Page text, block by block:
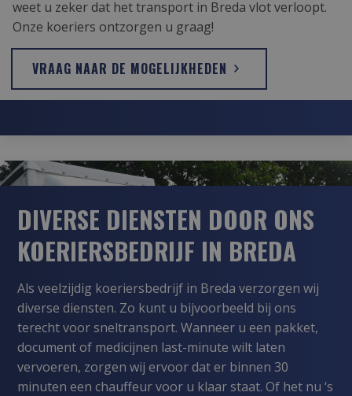
weet u zeker dat het transport in Breda vlot verloopt.
Onze koeriers ontzorgen u graag!
VRAAG NAAR DE MOGELIJKHEDEN
DIVERSE DIENSTEN DOOR ONS
KOERIERSBEDRIJF IN BREDA
Als veelzijdig koeriersbedrijf in Breda verzorgen wij
diverse diensten. Zo kunt u bijvoorbeeld bij ons
terecht voor sneltransport. Wanneer u een pakket,
document of medicijnen last-minute wilt laten
vervoeren, zorgen wij ervoor dat er binnen 30
minuten een chauffeur voor u klaar staat. Of het nu ‘s